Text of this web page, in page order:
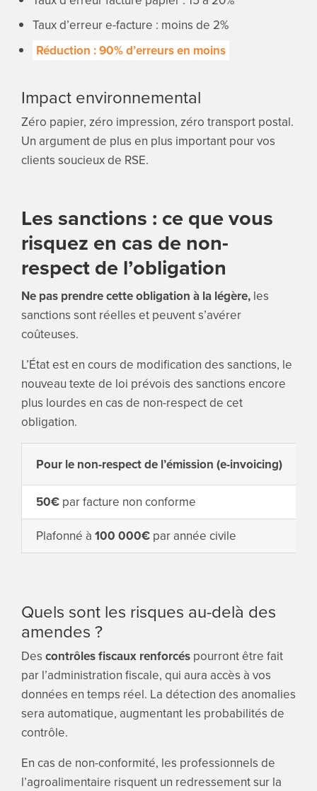
Taux d’erreur e-facture : moins de 2%
Réduction : 90% d’erreurs en moins
Impact environnemental
Zéro papier, zéro impression, zéro transport postal.
Un argument de plus en plus important pour vos
clients soucieux de RSE.
Les sanctions : ce que vous
risquez en cas de non-
respect de l’obligation
Ne pas prendre cette obligation à la légère,les
sanctions sont réelles et peuvent s’avérer
coûteuses.
L’État est en cours de modification des sanctions, le
nouveau texte de loi prévois des sanctions encore
plus lourdes en cas de non-respect de cet
obligation.
Pour le non-respect de l’émission (e-invoicing)
50€par facture non conforme
Plafonné à 100 000€par année civile
Quels sont les risques au-delà des
amendes ?
Des contrôles fiscaux renforcéspourront être fait
par l’administration fiscale, qui aura accès à vos
données en temps réel. La détection des anomalies
sera automatique, augmentant les probabilités de
contrôle.
En cas de non-conformité, les professionnels de
l’agroalimentaire risquent un redressement sur la